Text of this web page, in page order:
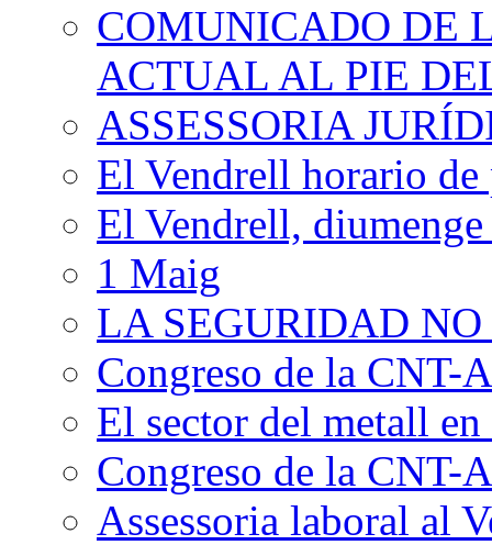
COMUNICADO DE
ACTUAL AL PIE
ASSESSORIA
El Vendrell horario de
El Vendrell,
1 Maig
LA SEGURIDAD
Congreso de la
El sector del metall
Congreso de la
Assessoria laboral al